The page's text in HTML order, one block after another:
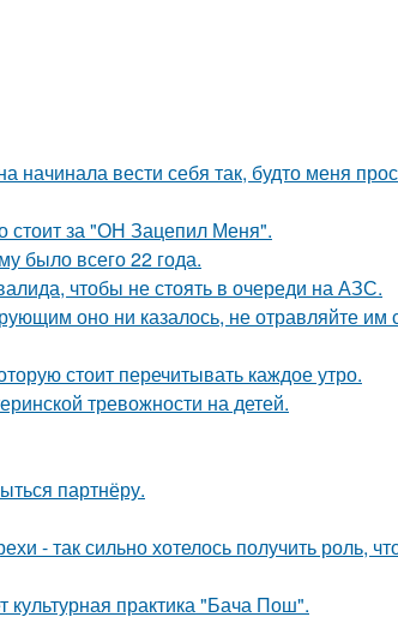
вести себя так, будто меня
стоит за "ОН Зацепил Меня".
было всего 22 года.
чтобы не стоять в очереди на АЗС.
оно ни казалось, не отравляйте им
стоит перечитывать каждое утро.
тревожности на детей.
партнёру.
- так сильно хотелось получить роль,
культурная практика "Бача Пош".